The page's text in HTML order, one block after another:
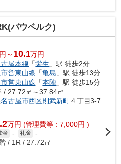
バウベルク)
～ 10.1万円
屋本線 「栄生 」駅 徒歩2分
営東山線 「亀島 」駅 徒歩13分
営東山線 「本陣 」駅 徒歩15分
/ 27.72㎡～37.84㎡
名古屋市西区則武新町４丁目3-7
万円 (管理費等：7,000円 )
金 - 礼金 -
/ 1R / 27.72㎡